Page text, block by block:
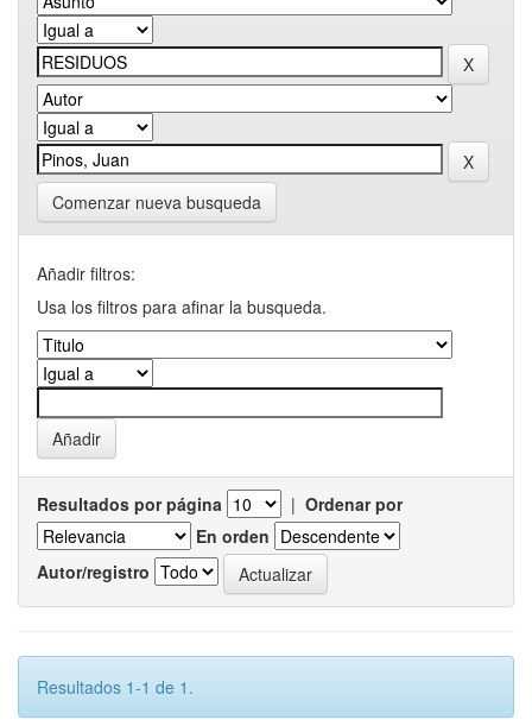
Comenzar nueva busqueda
Añadir filtros:
Usa los filtros para afinar la busqueda.
Resultados por página | Ordenar por
En orden
Autor/registro
Resultados 1-1 de 1.